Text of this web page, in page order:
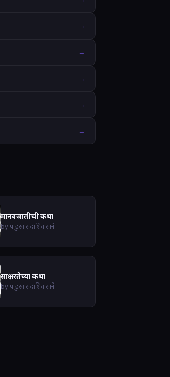
→
→
→
→
→
मानवजातीची कथा
by पांडुरंग सदाशिव साने
साक्षरतेच्या कथा
by पांडुरंग सदाशिव साने